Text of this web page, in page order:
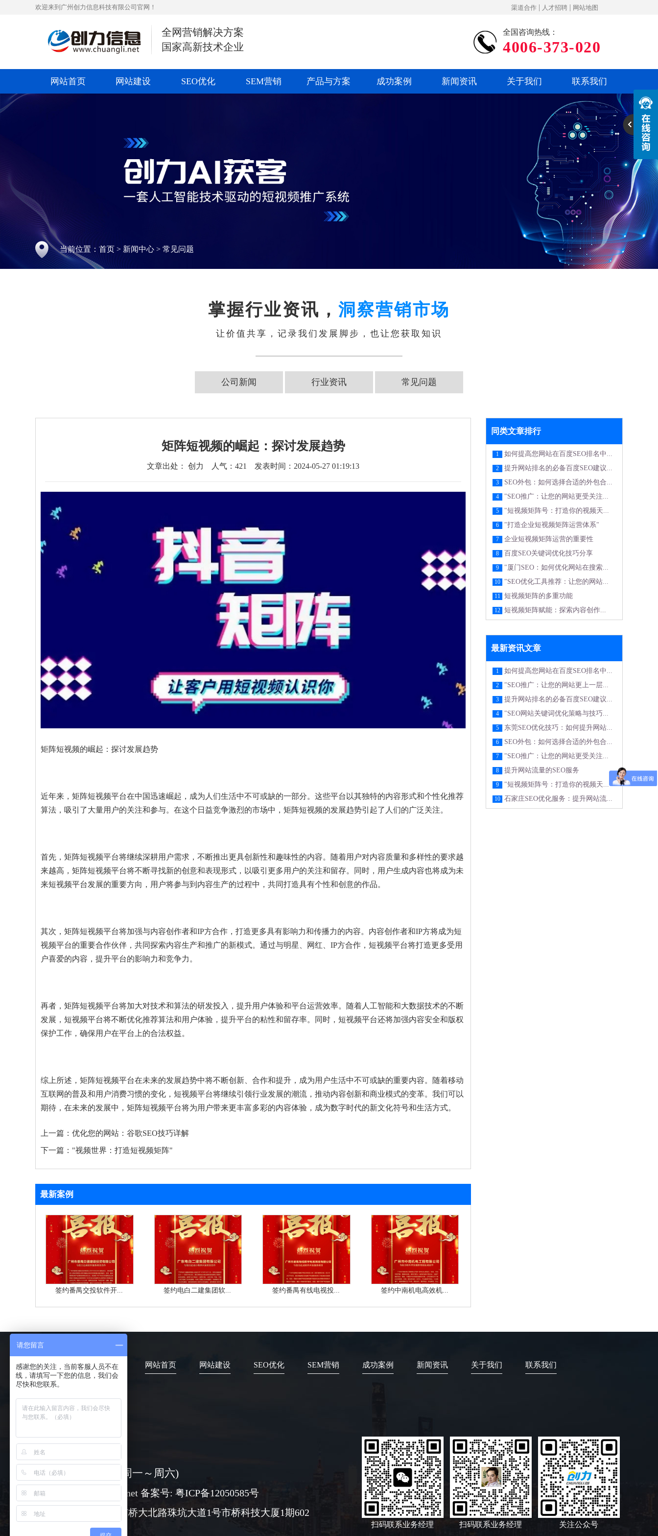
欢迎来到广州创力信息科技有限公司官网！ 渠道合作 | 人才招聘 | 网站地图
全网营销解决方案
国家高新技术企业
全国咨询热线：
4006-373-020
网站首页 网站建设 SEO优化 SEM营销 产品与方案 成功案例 新闻资讯 关于我们 联系我们
当前位置： 首页 > 新闻中心 > 常见问题
掌握行业资讯， 洞察营销市场
让价值共享，记录我们发展脚步，也让您获取知识
公司新闻 行业资讯 常见问题
矩阵短视频的崛起：探讨发展趋势
文章出处： 创力 人气： 421 发表时间：2024-05-27 01:19:13
矩阵短视频的崛起：探讨发展趋势
近年来，矩阵短视频平台在中国迅速崛起，成为人们生活中不可或缺的一部分。这些平台以其独特的内容形式和个性化推荐
算法，吸引了大量用户的关注和参与。在这个日益竞争激烈的市场中，矩阵短视频的发展趋势引起了人们的广泛关注。
首先，矩阵短视频平台将继续深耕用户需求，不断推出更具创新性和趣味性的内容。随着用户对内容质量和多样性的要求越
来越高，矩阵短视频平台将不断寻找新的创意和表现形式，以吸引更多用户的关注和留存。同时，用户生成内容也将成为未
来短视频平台发展的重要方向，用户将参与到内容生产的过程中，共同打造具有个性和创意的作品。
其次，矩阵短视频平台将加强与内容创作者和IP方合作，打造更多具有影响力和传播力的内容。内容创作者和IP方将成为短
视频平台的重要合作伙伴，共同探索内容生产和推广的新模式。通过与明星、网红、IP方合作，短视频平台将打造更多受用
户喜爱的内容，提升平台的影响力和竞争力。
再者，矩阵短视频平台将加大对技术和算法的研发投入，提升用户体验和平台运营效率。随着人工智能和大数据技术的不断
发展，短视频平台将不断优化推荐算法和用户体验，提升平台的粘性和留存率。同时，短视频平台还将加强内容安全和版权
保护工作，确保用户在平台上的合法权益。
综上所述，矩阵短视频平台在未来的发展趋势中将不断创新、合作和提升，成为用户生活中不可或缺的重要内容。随着移动
互联网的普及和用户消费习惯的变化，短视频平台将继续引领行业发展的潮流，推动内容创新和商业模式的变革。我们可以
期待，在未来的发展中，矩阵短视频平台将为用户带来更丰富多彩的内容体验，成为数字时代的新文化符号和生活方式。
上一篇： 优化您的网站：谷歌SEO技巧详解
下一篇： "视频世界：打造短视频矩阵"
最新案例
签约番禺交投软件开... 签约电白二建集团软... 签约番禺有线电视投... 签约中南机电高效机...
同类文章排行
1 如何提高您网站在百度SEO排名中...
2 提升网站排名的必备百度SEO建议...
3 SEO外包：如何选择合适的外包合...
4 "SEO推广：让您的网站更受关注...
5 "短视频矩阵号：打造你的视频天...
6 "打造企业短视频矩阵运营体系"
7 企业短视频矩阵运营的重要性
8 百度SEO关键词优化技巧分享
9 "厦门SEO：如何优化网站在搜索...
10 "SEO优化工具推荐：让您的网站...
11 短视频矩阵的多重功能
12 短视频矩阵赋能：探索内容创作...
最新资讯文章
1 如何提高您网站在百度SEO排名中...
2 "SEO推广：让您的网站更上一层...
3 提升网站排名的必备百度SEO建议...
4 "SEO网站关键词优化策略与技巧...
5 东莞SEO优化技巧：如何提升网站...
6 SEO外包：如何选择合适的外包合...
7 "SEO推广：让您的网站更受关注...
8 提升网站流量的SEO服务
9 "短视频矩阵号：打造你的视频天...
10 石家庄SEO优化服务：提升网站流...
网站首页 网站建设 SEO优化 SEM营销 成功案例 新闻资讯 关于我们 联系我们
08:30-18:00 ( 周一～周六)
www@chuangli.net 备案号: 粤ICP备12050585号
广州市番禺区市桥大北路珠坑大道1号市桥科技大厦1期602
关注公众号
扫码联系业务经理
扫码联系业务经理
请您留言
感谢您的关注，当前客服人员不在
线，请填写一下您的信息，我们会
尽快和您联系。